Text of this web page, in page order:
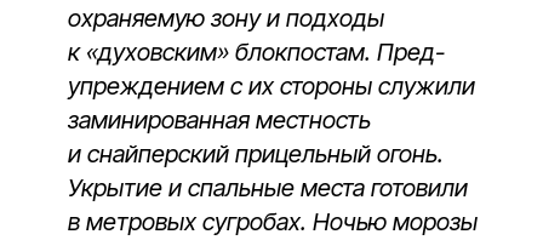
охраняемую зону и подходы
к «духовским» блокпостам. Пред­
упреждением с их стороны слу­жили
заминированная местность
и снайперский прицельный огонь.
Укрытие и спальные места гото­вили
в метровых сугробах. Ночью морозы